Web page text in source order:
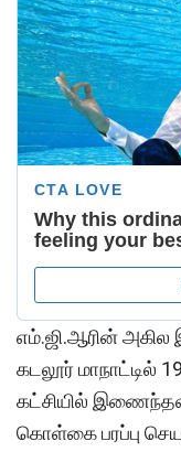
எம்.ஜி.ஆரின்
கடலூர் மாநாட்டில்
கட்சியில்
கொள்கை பரப்பு